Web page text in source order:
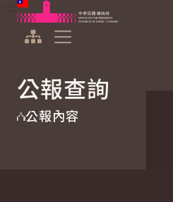
跳到主要內容
中華民國總統府
公報查詢
公報內容